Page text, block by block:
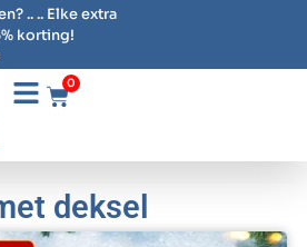
.. .. Elke extra
korting!
0
deksel